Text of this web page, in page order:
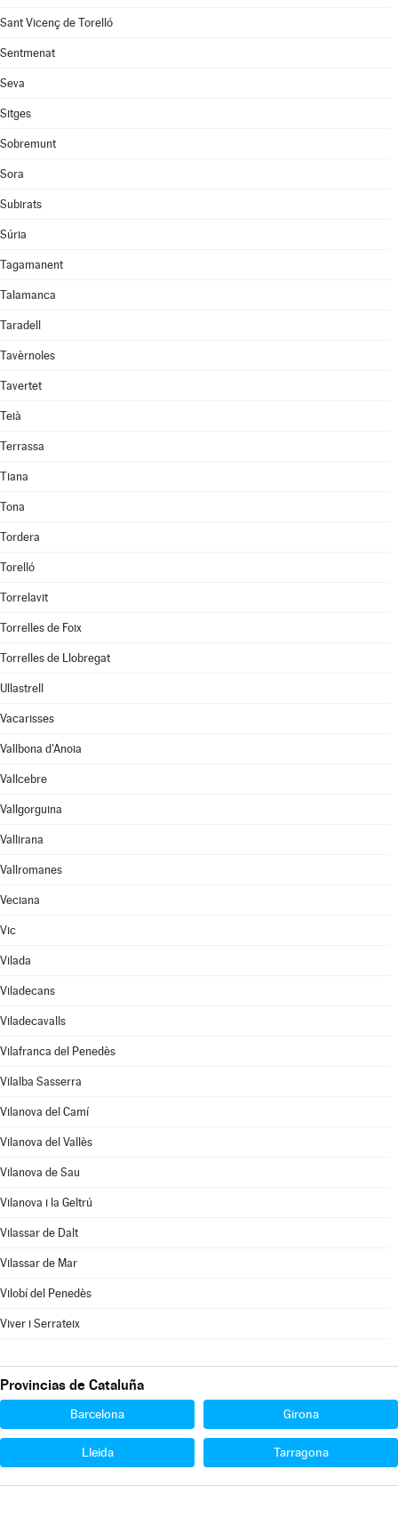
Sant Vicenç de Torelló
Sentmenat
Seva
Sitges
Sobremunt
Sora
Subirats
Súria
Tagamanent
Talamanca
Taradell
Tavèrnoles
Tavertet
Teià
Terrassa
Tiana
Tona
Tordera
Torelló
Torrelavit
Torrelles de Foix
Torrelles de Llobregat
Ullastrell
Vacarisses
Vallbona d'Anoia
Vallcebre
Vallgorguina
Vallirana
Vallromanes
Veciana
Vic
Vilada
Viladecans
Viladecavalls
Vilafranca del Penedès
Vilalba Sasserra
Vilanova del Camí
Vilanova del Vallès
Vilanova de Sau
Vilanova i la Geltrú
Vilassar de Dalt
Vilassar de Mar
Vilobí del Penedès
Viver i Serrateix
Provincias de Cataluña
Barcelona Girona
Lleida Tarragona